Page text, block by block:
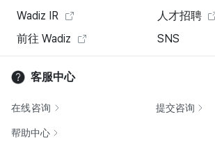
Wadiz IR
人才招聘
前往 Wadiz
SNS
客服中心
在线咨询 提交咨询
帮助中心